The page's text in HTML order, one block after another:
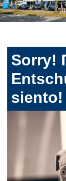
Sorry!
siento!